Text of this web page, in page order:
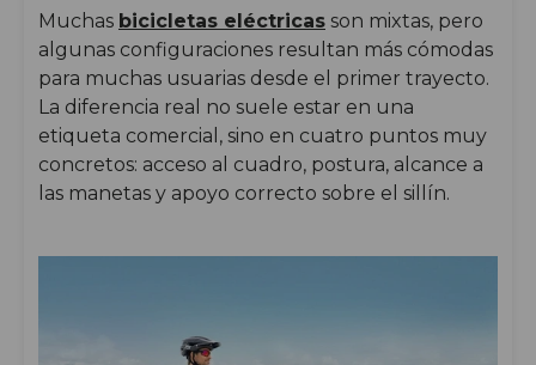
Muchas bicicletas eléctricas son mixtas, pero
algunas configuraciones resultan más cómodas
para muchas usuarias desde el primer trayecto.
La diferencia real no suele estar en una
etiqueta comercial, sino en cuatro puntos muy
concretos: acceso al cuadro, postura, alcance a
las manetas y apoyo correcto sobre el sillín.